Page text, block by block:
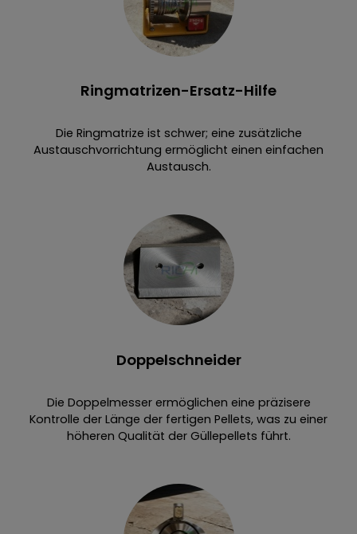
Ringmatrizen-Ersatz-Hilfe
Die Ringmatrize ist schwer; eine zusätzliche
Austauschvorrichtung ermöglicht einen einfachen
Austausch.
Doppelschneider
Die Doppelmesser ermöglichen eine präzisere
Kontrolle der Länge der fertigen Pellets, was zu einer
höheren Qualität der Güllepellets führt.